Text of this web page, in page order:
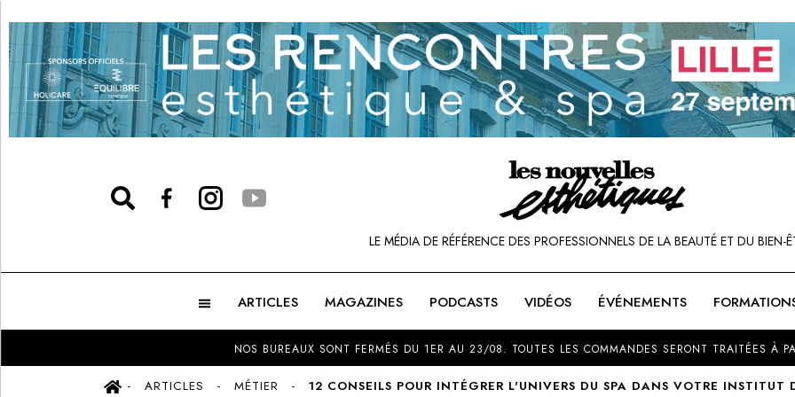
LE MÉDIA DE RÉFÉRENCE DES PROFESSIONNELS DE LA BEAUTÉ ET DU BIEN-
ARTICLES MAGAZINES PODCASTS VIDÉOS ÉVÉNEMENTS
NOS BUREAUX SONT FERMÉS DU 1ER AU 23/08. TOUTES LES COMMANDES SERONT TRAITÉES À
ARTICLES MÉTIER 12 CONSEILS POUR INTÉGRER L'UNIVERS DU SPA DANS VOTRE INSTITUT